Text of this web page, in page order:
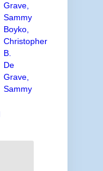
Grave,
Sammy
Boyko,
Christopher
B.
De
Grave,
Sammy